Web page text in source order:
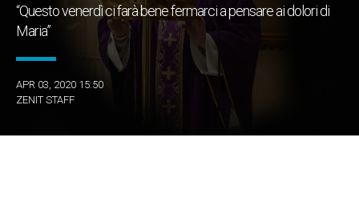
“Questo venerdì ci farà bene fermarci a pensare ai dolori di
Maria”
APR 03, 2020 15:50
ZENIT STAFF